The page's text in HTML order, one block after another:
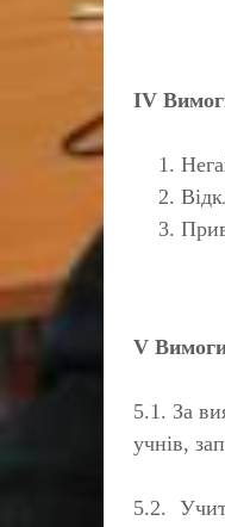
IV
V Вимоги
5.1. За
учнів,
5.2.